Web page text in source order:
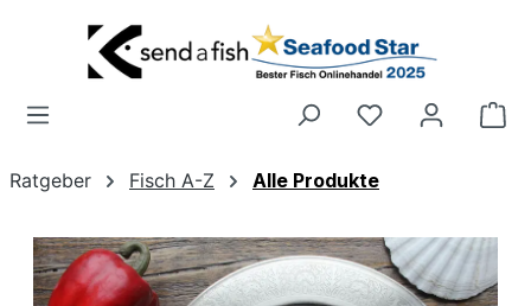
Zum Hauptinhalt springen
Ratgeber Fisch A-Z Alle Produkte